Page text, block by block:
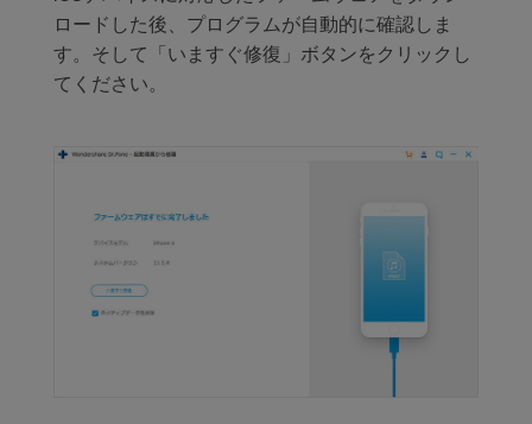
ロードした後、プログラムが自動的に確認しま
す。そして「いますぐ修復」ボタンをクリックし
てください。